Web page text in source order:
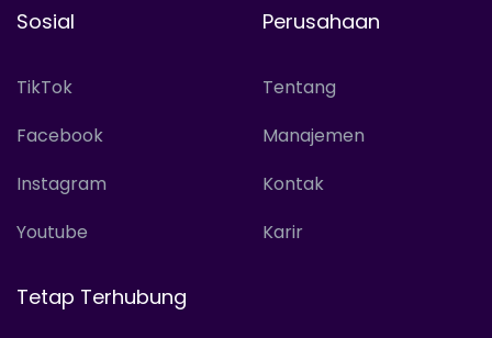
Sosial
TikTok
Facebook
Instagram
Youtube
Perusahaan
Tentang
Manajemen
Kontak
Karir
Tetap Terhubung